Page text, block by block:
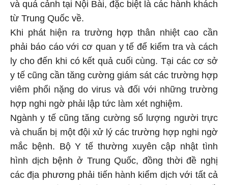
và quá cảnh tại Nội Bài, đặc biệt là các hành khách
từ Trung Quốc về.
Khi phát hiện ra trường hợp thân nhiệt cao cần
phải báo cáo với cơ quan y tế để kiểm tra và cách
ly cho đến khi có kết quả cuối cùng. Tại các cơ sở
y tế cũng cần tăng cường giám sát các trường hợp
viêm phổi nặng do virus và đối với những trường
hợp nghi ngờ phải lập tức làm xét nghiệm.
Ngành y tế cũng tăng cường số lượng người trực
và chuẩn bị một đội xử lý các trường hợp nghi ngờ
mắc bệnh. Bộ Y tế thường xuyên cập nhật tình
hình dịch bệnh ở Trung Quốc, đồng thời đề nghị
các địa phương phải tiến hành kiểm dịch với tất cả